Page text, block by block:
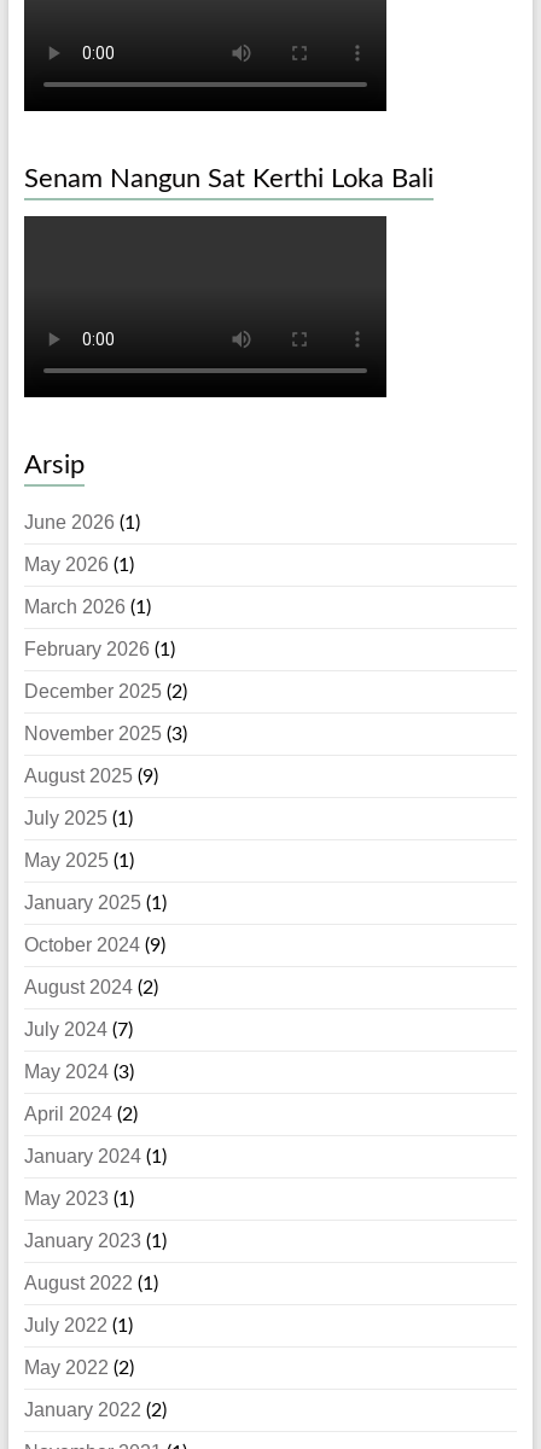
Senam Nangun Sat Kerthi Loka Bali
Arsip
June 2026 (1)
May 2026 (1)
March 2026 (1)
February 2026 (1)
December 2025(2)
November 2025(3)
August 2025(9)
July 2025(1)
May 2025(1)
January 2025(1)
October 2024(9)
August 2024(2)
July 2024(7)
May 2024(3)
April 2024(2)
January 2024(1)
May 2023 (1)
January 2023 (1)
August 2022 (1)
July 2022 (1)
May 2022 (2)
January 2022 (2)